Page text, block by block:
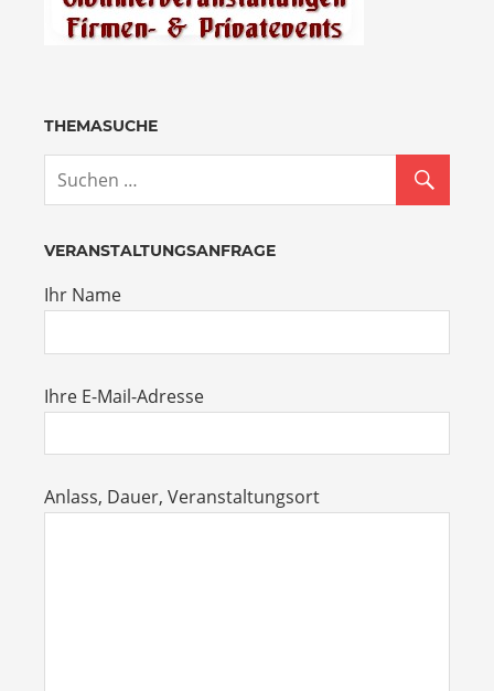
THEMASUCHE
VERANSTALTUNGSANFRAGE
Ihr Name
Ihre E-Mail-Adresse
Anlass, Dauer, Veranstaltungsort